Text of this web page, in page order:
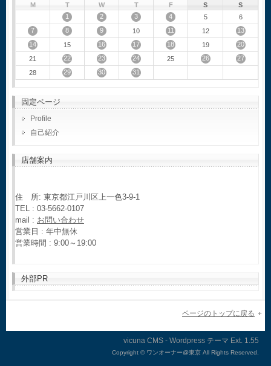
M
T W T F S
S
1
2 3 4 5
6
7
8 9 10 11 12
13
14
15 16 17 18 19
20
21
22 23 24 25 26
27
28
29 30 31
固定ページ
Profile
自己紹介
店舗案内
住 所: 東京都江戸川区上一色3-9-1
TEL : 03-5662-0107
mail : お問い合わせ
営業日 : 年中無休
営業時間 : 9:00～19:00
外部PR
ページのトップに戻る
vicuna CMS - Wordpress テーマ Ext.
Copyright © ワンオーナー@東京 All Rights Reserved.